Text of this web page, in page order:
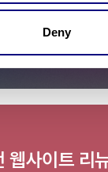
Deny
웹사이트 리